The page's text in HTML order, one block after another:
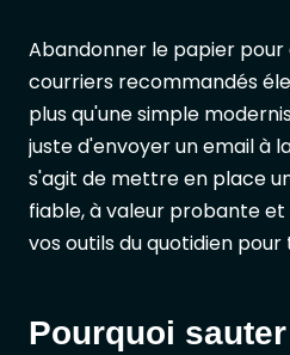
Abandonner le papier
courriers recommandés
plus qu'une simple
juste d'envoyer un email à
s'agit de mettre en place
fiable, à valeur probante
vos outils du quotidien
Pourquoi